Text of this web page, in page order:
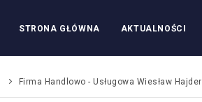
STRONA GŁÓWNA AKTUALNOŚCI
Firma Handlowo - Usługowa Wiesław Hajder